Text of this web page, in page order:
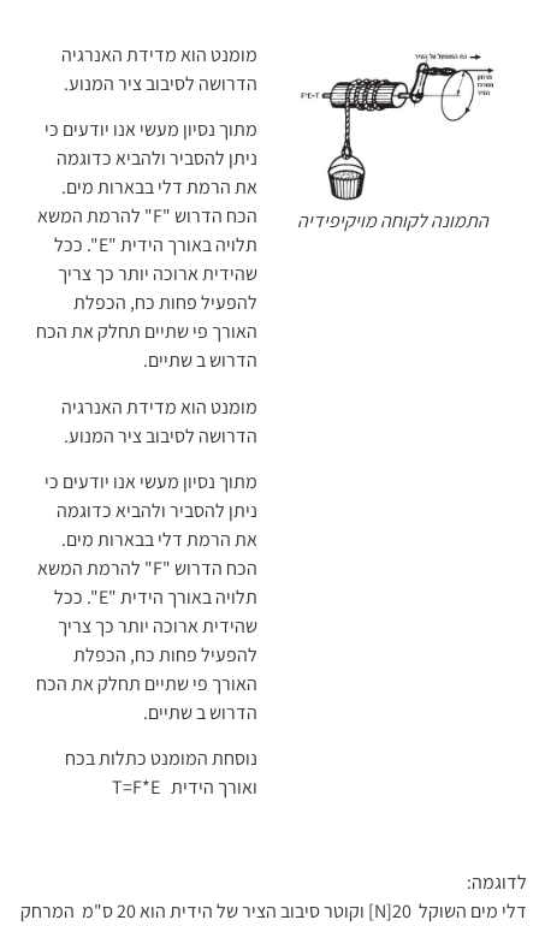
התמונה לקוחה מויקיפידיה
מומנט הוא מדידת האנרגיה
הדרושה לסיבוב ציר המנוע.
מתוך נסיון מעשי אנו יודעים כי
ניתן להסביר ולהביא כדוגמה
את הרמת דלי בבארות מים.
הכח הדרוש "F" להרמת המשא
תלויה באורך הידית "E". ככל
שהידית ארוכה יותר כך צריך
להפעיל פחות כח, הכפלת
האורך פי שתיים תחלק את הכח
הדרוש ב שתיים.
מומנט הוא מדידת האנרגיה
הדרושה לסיבוב ציר המנוע.
מתוך נסיון מעשי אנו יודעים כי
ניתן להסביר ולהביא כדוגמה
את הרמת דלי בבארות מים.
הכח הדרוש "F" להרמת המשא
תלויה באורך הידית "E". ככל
שהידית ארוכה יותר כך צריך
להפעיל פחות כח, הכפלת
האורך פי שתיים תחלק את הכח
הדרוש ב שתיים.
נוסחת המומנט כתלות בכח
ואורך הידית T=F*E
לדוגמה:
דלי מים השוקל 20[N] וקוטר סיבוב הציר של הידית הוא 20 ס"מ המרחק